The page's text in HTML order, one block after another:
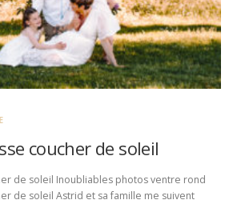
coucher de soleil
de soleil Inoubliables photos ventre rond
de soleil Astrid et sa famille me suivent